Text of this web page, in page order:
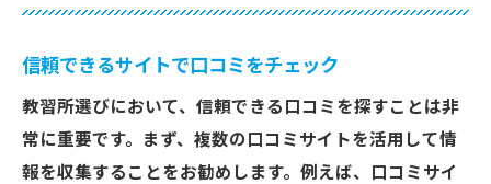
信頼できるサイトで口コミをチェック
教習所選びにおいて、信頼できる口コミを探すことは非
常に重要です。まず、複数の口コミサイトを活用して情
報を収集することをお勧めします。例えば、口コミサイ